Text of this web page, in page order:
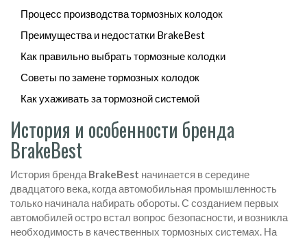
Процесс производства тормозных колодок
Преимущества и недостатки BrakeBest
Как правильно выбрать тормозные колодки
Советы по замене тормозных колодок
Как ухаживать за тормозной системой
История и особенности бренда
BrakeBest
История бренда BrakeBest начинается в середине
двадцатого века, когда автомобильная промышленность
только начинала набирать обороты. С созданием первых
автомобилей остро встал вопрос безопасности, и возникла
необходимость в качественных тормозных системах. На